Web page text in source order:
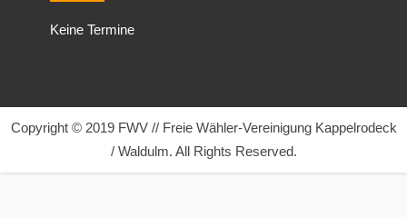
Keine Termine
Copyright © 2019 FWV // Freie Wähler-Vereinigung Kappelrodeck
/ Waldulm. All Rights Reserved.